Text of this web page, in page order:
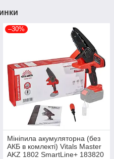
–30%
Мініпила акумуляторна (без
АКБ в комлекті) Vitals Master
AKZ 1802 SmartLine+ 183820